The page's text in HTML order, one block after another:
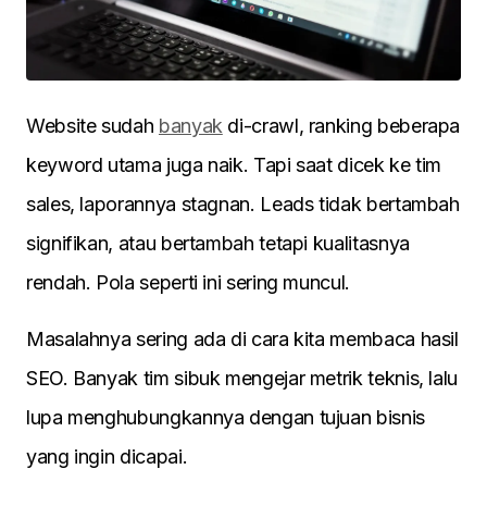
Website sudah banyak di-crawl, ranking beberapa
keyword utama juga naik. Tapi saat dicek ke tim
sales, laporannya stagnan. Leads tidak bertambah
signifikan, atau bertambah tetapi kualitasnya
rendah. Pola seperti ini sering muncul.
Masalahnya sering ada di cara kita membaca hasil
SEO. Banyak tim sibuk mengejar metrik teknis, lalu
lupa menghubungkannya dengan tujuan bisnis
yang ingin dicapai.